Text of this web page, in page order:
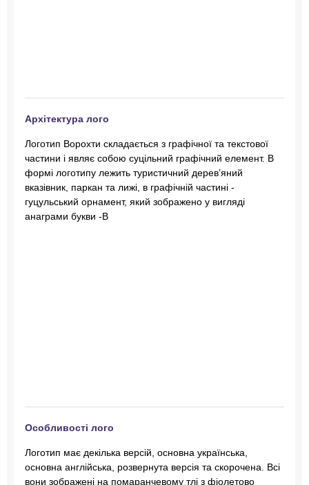
Архітектура лого
Логотип Ворохти складається з графічної та текстової
частини і являє собою суцільний графічний елемент. В
формі логотипу лежить туристичний дерев’яний
вказівник, паркан та лижі, в графічній частині -
гуцульський орнамент, який зображено у вигляді
анаграми букви -В
Особливості лого
Логотип має декілька версій, основна українська,
основна англійська, розвернута версія та скорочена. Всі
вони зображені на помаранчевому тлі з фіолетово